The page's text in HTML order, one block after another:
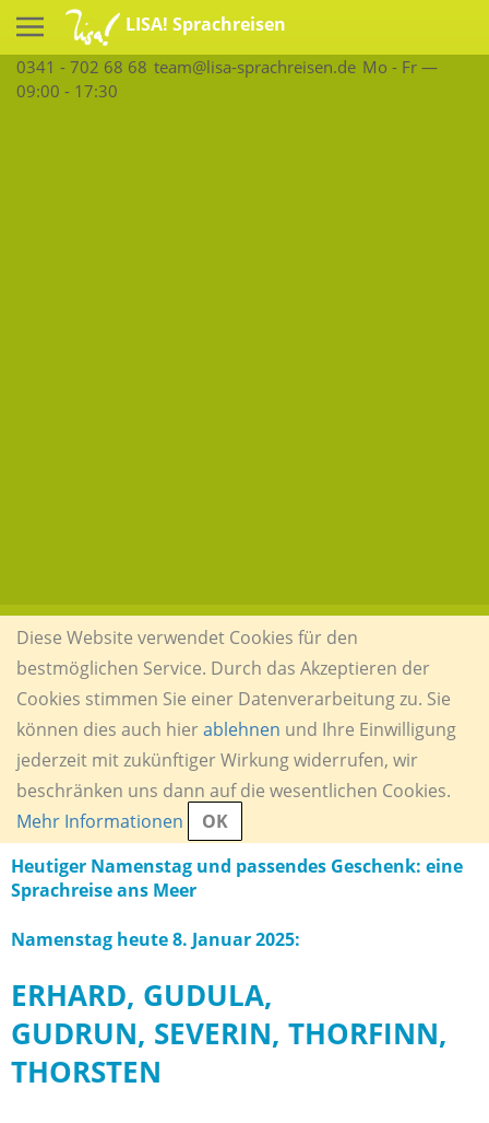
LISA! Sprachreisen
0341 - 702 68 68 team@lisa-sprachreisen.de Mo - Fr —
09:00 - 17:30
Diese Website verwendet Cookies für den
bestmöglichen Service. Durch das Akzeptieren der
Cookies stimmen Sie einer Datenverarbeitung zu. Sie
können dies auch hierablehnen und Ihre Einwilligung
jederzeit mit zukünftiger Wirkung widerrufen, wir
beschränken uns dann auf die wesentlichen Cookies.
Mehr Informationen
OK
Heutiger Namenstag und passendes Geschenk: eine
Sprachreise ans Meer
Namenstag heute 8. Januar 2025:
ERHARD, GUDULA,
GUDRUN, SEVERIN, THORFINN,
THORSTEN